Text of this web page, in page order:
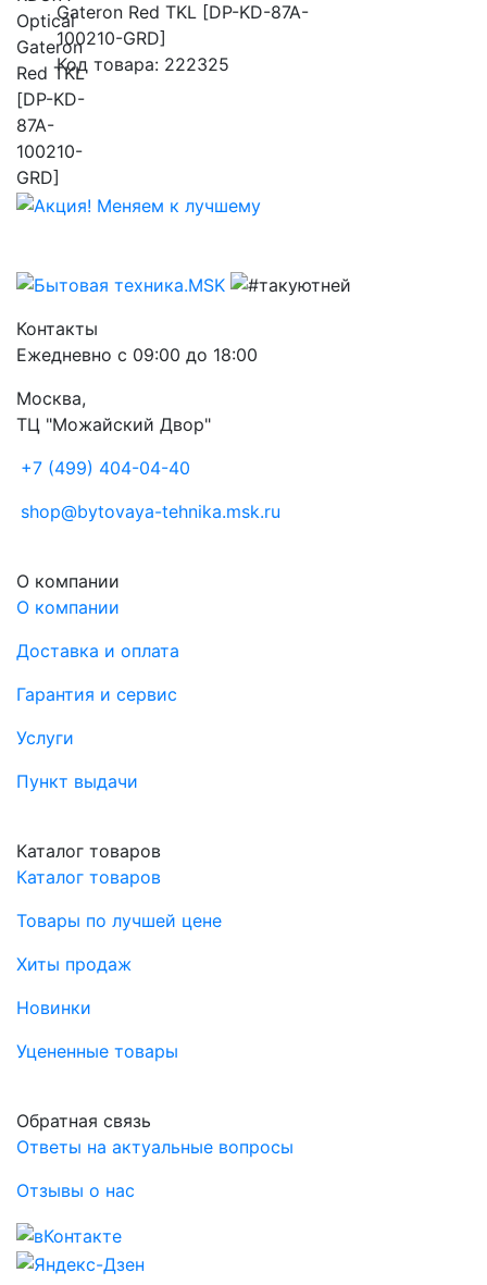
Gateron Red TKL [DP-KD-87A-
100210-GRD]
Код товара: 222325
Контакты
Ежедневно с 09:00 до 18:00
Москва,
ТЦ "Можайский Двор"
+7 (499) 404-04-40
shop@bytovaya-tehnika.msk.ru
О компании
О компании
Доставка и оплата
Гарантия и сервис
Услуги
Пункт выдачи
Каталог товаров
Каталог товаров
Товары по лучшей цене
Хиты продаж
Новинки
Уцененные товары
Обратная связь
Ответы на актуальные вопросы
Отзывы о нас